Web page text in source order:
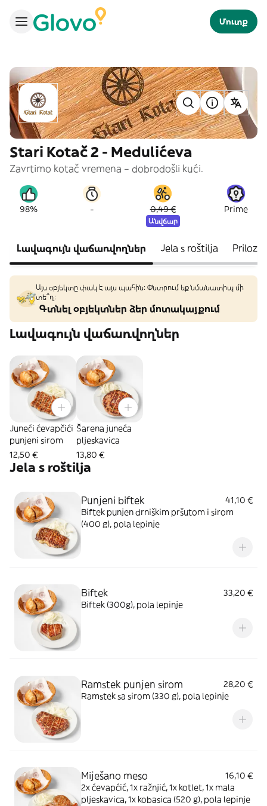
Մուտք
Stari Kotač 2 - Medulićeva
Zavrtimo kotač vremena – dobrodošli kući.
98% - 0,49 €
Անվճար
Prime
Լավագույն վաճառվողներ Jela s roštilja Prilozi
Այս օբյեկտը փակ է այս պահին: Փնտրում եք նմանատիպ մի
տե՞ղ։
Գտնել օբյեկտներ ձեր մոտակայքում
Լավագույն վաճառվողներ
Juneći ćevapčići
punjeni sirom
12,50 €
Šarena juneća
pljeskavica
13,80 €
Jela s roštilja
Punjeni biftek
41,10 €
Biftek punjen drniškim pršutom i sirom
(400 g), pola lepinje
Biftek
33,20 €
Biftek (300g), pola lepinje
Ramstek punjen sirom
28,20 €
Ramstek sa sirom (330 g), pola lepinje
Miješano meso
16,10 €
2x ćevapćić, 1x ražnjić, 1x kotlet, 1x mala
pljeskavica, 1x kobasica (520 g), pola lepinje